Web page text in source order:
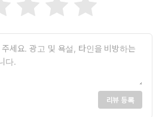
의 인생을 위해
랑이자 약점인 존재가 있다. 어려서
가 불편한, 유난히 키가 작아 난쟁이
아버지는 바둑을 통해 세상의 이치를
이를 통해 삶이라는 자신의 대국을
은 한편으로는 윤수의 열등감이 되어
리뷰 등록